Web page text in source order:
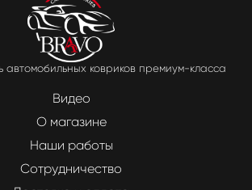
автомобильных ковриков премиум-класса
Видео
О магазине
Наши работы
Сотрудничество